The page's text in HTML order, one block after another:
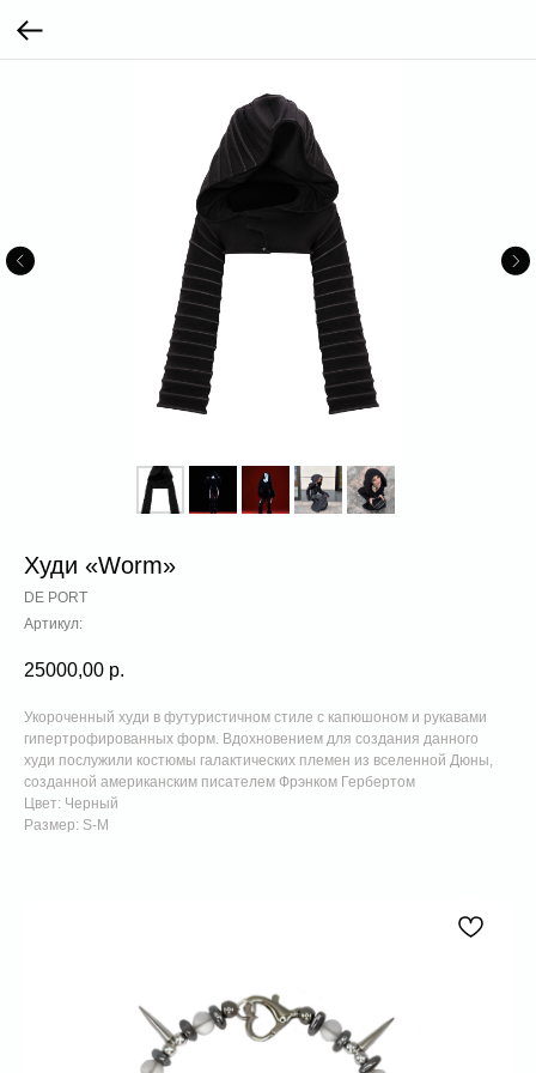
Худи «Worm»
DE PORT
Артикул:
25000,00 р.
Укороченный худи в футуристичном стиле с капюшоном и рукавами
гипертрофированных форм. Вдохновением для создания данного
худи послужили костюмы галактических племен из вселенной Дюны,
созданной американским писателем Фрэнком Гербертом
Цвет: Черный
Размер: S-M